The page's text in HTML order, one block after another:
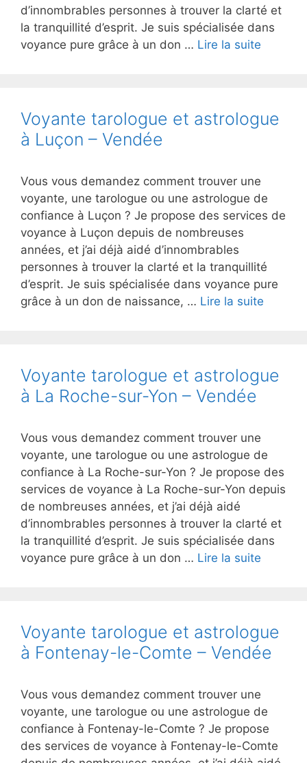
d’innombrables personnes à trouver la clarté et
la tranquillité d’esprit. Je suis spécialisée dans
voyance pure grâce à un don … Lire la suite
Voyante tarologue et astrologue
à Luçon – Vendée
Vous vous demandez comment trouver une
voyante, une tarologue ou une astrologue de
confiance à Luçon ? Je propose des services de
voyance à Luçon depuis de nombreuses
années, et j’ai déjà aidé d’innombrables
personnes à trouver la clarté et la tranquillité
d’esprit. Je suis spécialisée dans voyance pure
grâce à un don de naissance, … Lire la suite
Voyante tarologue et astrologue
à La Roche-sur-Yon – Vendée
Vous vous demandez comment trouver une
voyante, une tarologue ou une astrologue de
confiance à La Roche-sur-Yon ? Je propose des
services de voyance à La Roche-sur-Yon depuis
de nombreuses années, et j’ai déjà aidé
d’innombrables personnes à trouver la clarté et
la tranquillité d’esprit. Je suis spécialisée dans
voyance pure grâce à un don … Lire la suite
Voyante tarologue et astrologue
à Fontenay-le-Comte – Vendée
Vous vous demandez comment trouver une
voyante, une tarologue ou une astrologue de
confiance à Fontenay-le-Comte ? Je propose
des services de voyance à Fontenay-le-Comte